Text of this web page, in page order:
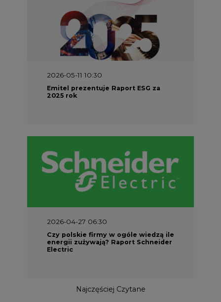
2026-05-11 10:30
Emitel prezentuje Raport ESG za
2025 rok
2026-04-27 06:30
Electric